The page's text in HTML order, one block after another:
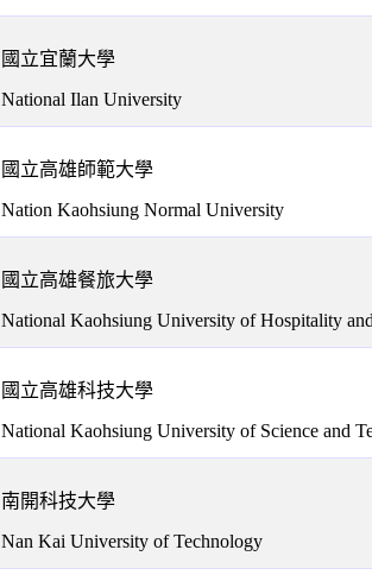
國立宜蘭大學
National Ilan University
國立高雄師範大學
Nation Kaohsiung Normal University
國立高雄餐旅大學
National Kaohsiung University of Hospitality
國立高雄科技大學
National Kaohsiung University of Science and
南開科技大學
Nan Kai University of Technology